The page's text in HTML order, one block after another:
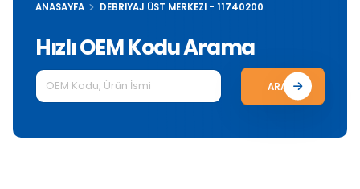
ANASAYFA DEBRIYAJ ÜST MERKEZI - 11740200
Hızlı OEM Kodu Arama
ARA